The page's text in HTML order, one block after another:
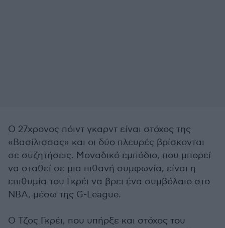
Ο 27χρονος πόιντ γκαρντ είναι στόχος της
«Βασίλισσας» και οι δύο πλευρές βρίσκονται
σε συζητήσεις. Μοναδικό εμπόδιο, που μπορεί
να σταθεί σε μια πιθανή συμφωνία, είναι η
επιθυμία του Γκρέι να βρει ένα συμβόλαιο στο
ΝΒΑ, μέσω της G-League.
Ο Τζος Γκρέι, που υπήρξε και στόχος του